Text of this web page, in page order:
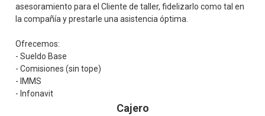
asesoramiento para el Cliente de taller, fidelizarlo como tal en
la compañía y prestarle una asistencia óptima.
Ofrecemos:
- Sueldo Base
- Comisiones (sin tope)
- IMMS
- Infonavit
Cajero